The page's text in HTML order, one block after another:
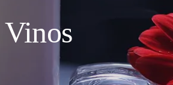
Vinos